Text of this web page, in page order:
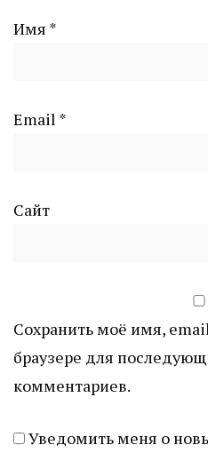
Имя *
Email *
Сайт
Сохранить моё имя,
браузере для
комментариев.
Уведомить меня о